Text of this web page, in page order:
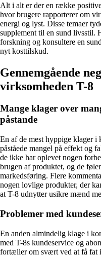
Alt i alt er der en række
hvor brugere rapporterer om
energi og lyst. Disse temaer
supplement til en sund livsstil.
forskning og konsultere en
nyt kosttilskud.
Gennemgående
virksomheden T-8
Mange klager over
påstande
En af de mest hyppige klager i
påståede mangel på effekt og
de ikke har oplevet nogen
brugen af produktet, og de
markedsføring. Flere
nogen lovlige produkter, der
at T-8 udnytter usikre mænd
Problemer med
En anden almindelig klage i
med T-8s kundeservice og
fortæller om svært ved at få fat